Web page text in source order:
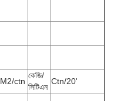
M2/ctn
কেজি/
সিটিএন
Ctn/20'